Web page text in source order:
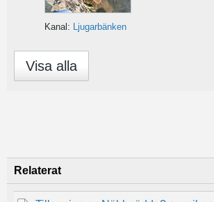
Kanal: Ljugarbänken
Visa alla
Relaterat